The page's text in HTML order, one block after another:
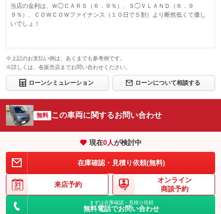
当店の金利は、Ｗ◯ＣＡＲＳ（６．９％）、Ｓ◯ＶＬＡＮＤ（６．９
９％）、ＣＯＷＣＯＷファイナンス（１０日で５割）より断然低くて優し
いでしょ！
※上記のお支払い例は、あくまでも参考例です。
※詳しくは、各販売店までお問い合わせください。
ローンシミュレーション ローンについて相談する
無料 この車両に関するお問い合わせ
現在0人が検討中
在庫確認・見積り依頼(無料)
来店予約
オンライン
商談予約
まずは在庫確認・見積り依頼
無料電話でお問い合わせ